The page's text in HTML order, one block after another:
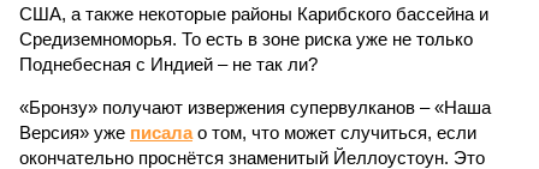
США, а также некоторые районы Карибского бассейна и
Средиземноморья. То есть в зоне риска уже не только
Поднебесная с Индией – не так ли?
«Бронзу» получают извержения супервулканов – «Наша
Версия» уже писалао том, что может случиться, если
окончательно проснётся знаменитый Йеллоустоун. Это